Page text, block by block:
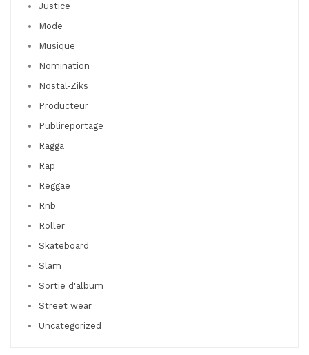
Justice
Mode
Musique
Nomination
Nostal-Ziks
Producteur
Publireportage
Ragga
Rap
Reggae
Rnb
Roller
Skateboard
Slam
Sortie d'album
Street wear
Uncategorized